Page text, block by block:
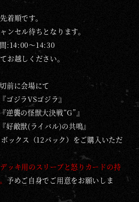
着順です。
ンセル待ちとなります。
:14:00～14:30
お越しください。
前に会場にて
ゴジラVSゴジラ』
逆襲の怪獣大決戦“G”』
好敵獣(ライバル)の共鳴』
ックス（12パック）をご購入いただ
ッキ用のスリーブと怒りカードの持
予めご自身でご用意をお願いしま